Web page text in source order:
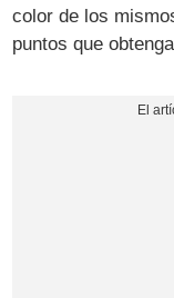
color de los
puntos que